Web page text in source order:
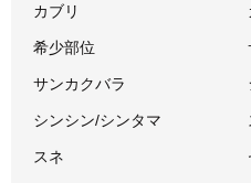
カブリ
希少部位
サンカクバラ
シンシン/シンタマ
スネ